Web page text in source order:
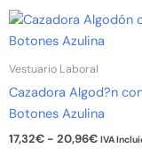
pueden
elegir
la
página
de
producto
Vestuario Laboral
Cazadora Algod?n
Botones Azulina
17,32€ - 20,96€
Rango
de
precios:
desde
17,32€
hasta
IVA
Este
producto
tiene
opciones